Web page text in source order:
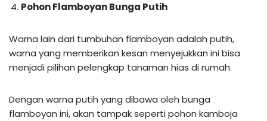
Pohon Flamboyan Bunga Putih
Warna lain dari tumbuhan flamboyan adalah putih,
warna yang memberikan kesan menyejukkan ini bisa
menjadi pilihan pelengkap tanaman hias di rumah.
Dengan warna putih yang dibawa oleh bunga
flamboyan ini, akan tampak seperti pohon kamboja